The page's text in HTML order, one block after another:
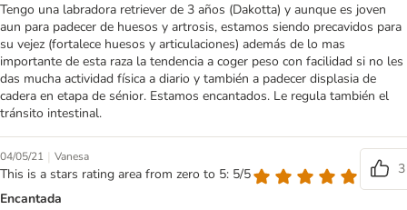
Tengo una labradora retriever de 3 años (Dakotta) y aunque es joven
aun para padecer de huesos y artrosis, estamos siendo precavidos para
su vejez (fortalece huesos y articulaciones) además de lo mas
importante de esta raza la tendencia a coger peso con facilidad si no les
das mucha actividad física a diario y también a padecer displasia de
cadera en etapa de sénior. Estamos encantados. Le regula también el
tránsito intestinal.
04/05/21 | Vanesa
This is a stars rating area from zero to 5: 5/5
3
Encantada